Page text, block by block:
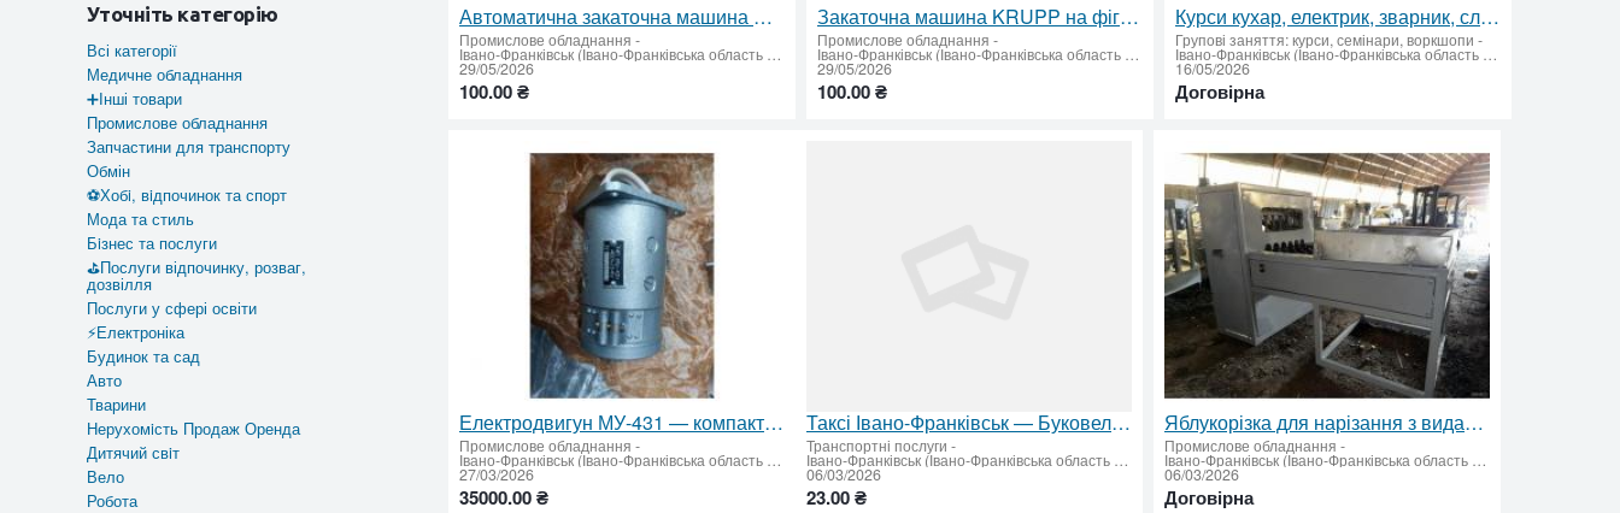
Уточніть категорію
Всі категорії
Медичне обладнання
➕Інші товари
Промислове обладнання
Запчастини для транспорту
Обмін
⚽Хобi, вiдпочинок та спорт
Мода та стиль
Бiзнес та послуги
⛳Послуги відпочинку, розваг,
дозвілля
Послуги у сфері освіти
⚡Електроніка
Будинок та сад
Авто
Тварини
Нерухомiсть Продаж Оренда
Дитячий свiт
Вело
Робота
Автоматична закаточна машина Б4-КЗК-80
Промислове обладнання -
Івано-Франківськ (Івано-Франківська область - придбати або продати)
29/05/2026
100.00 ₴
Закаточна машина KRUPP на фігурну банку
Промислове обладнання -
Івано-Франківськ (Івано-Франківська область - придбати або продати)
29/05/2026
100.00 ₴
Курси кухар, електрик, зварник, слюсар, перукар
Групові заняття: курси, семінари, воркшопи -
Івано-Франківськ (Івано-Франківська область - придбати або продати)
16/05/2026
Договірна
Електродвигун МУ-431 — компактна потужність і стабільна робота
Промислове обладнання -
Івано-Франківськ (Івано-Франківська область - придбати або продати)
27/03/2026
35000.00 ₴
Таксі Івано-Франківськ — Буковель, Львів, Тернопіль: комфортні міжміські трансфери
Транспортні послуги -
Івано-Франківськ (Івано-Франківська область - придбати або продати)
06/03/2026
23.00 ₴
Яблукорізка для нарізання з видаленням серцевини А9-КАН
Промислове обладнання -
Івано-Франківськ (Івано-Франківська область - придбати або продати)
06/03/2026
Договірна